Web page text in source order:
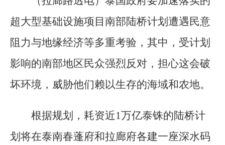
超大型基础设施项目南部陆桥计划遭遇民意
阻力与地缘经济等多重考验，其中，受计划
影响的南部地区民众强烈反对，担心这会破
坏环境，威胁他们赖以生存的海域和农地。
根据规划，耗资近1万亿泰铢的陆桥计
划将在泰南春蓬府和拉廊府各建一座深水码